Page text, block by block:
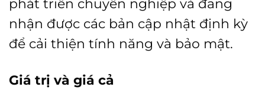
phát triển chuyên nghiệp và đang
nhận được các bản cập nhật định kỳ
để cải thiện tính năng và bảo mật.
Giá trị và giá cả